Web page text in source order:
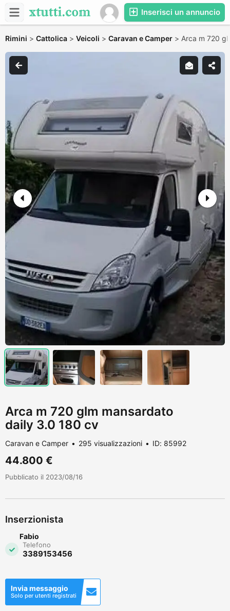
Inserisci un annuncio
Rimini > Cattolica > Veicoli > Caravan e Camper > Arca m 720
Arca m 720 glm mansardato
daily 3.0 180 cv
Caravan e Camper 295 visualizzazioni ID: 85992
44.800 €
Pubblicato il 2023/08/16
Inserzionista
Fabio
Telefono
3389153456
Invia messaggio
Solo per utenti registrati